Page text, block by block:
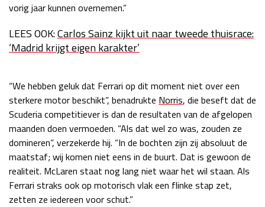
vorig jaar kunnen overnemen.”
LEES OOK:Carlos Sainz kijkt uit naar tweede thuisrace:
‘Madrid krijgt eigen karakter’
“We hebben geluk dat Ferrari op dit moment niet over een
sterkere motor beschikt”, benadrukte Norris, die beseft dat de
Scuderia competitiever is dan de resultaten van de afgelopen
maanden doen vermoeden. “Als dat wel zo was, zouden ze
domineren”, verzekerde hij. “In de bochten zijn zij absoluut de
maatstaf; wij komen niet eens in de buurt. Dat is gewoon de
realiteit. McLaren staat nog lang niet waar het wil staan. Als
Ferrari straks ook op motorisch vlak een flinke stap zet,
zetten ze iedereen voor schut.”